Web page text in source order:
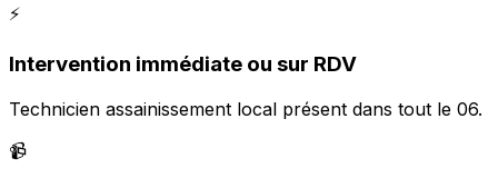
⚡
Intervention immédiate ou sur RDV
Technicien assainissement local présent dans tout le 06.
📹